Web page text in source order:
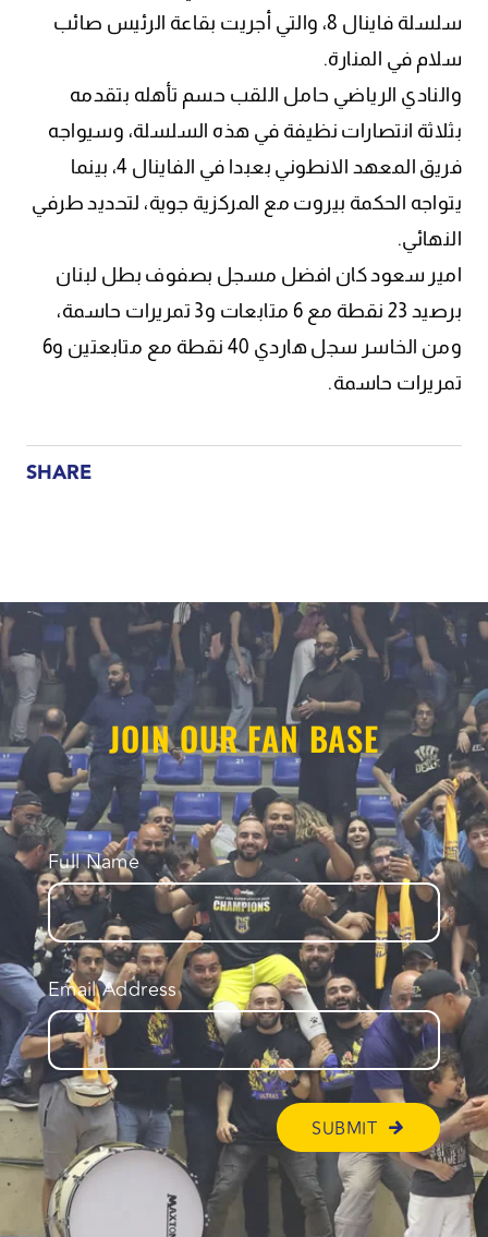
سلسلة فاينال 8، والتي أجريت بقاعة الرئيس صائب
سلام في المنارة.
والنادي الرياضي حامل اللقب حسم تأهله بتقدمه
بثلاثة انتصارات نظيفة في هذه السلسلة، وسيواجه
فريق المعهد الانطوني بعبدا في الفاينال 4، بينما
يتواجه الحكمة بيروت مع المركزية جوية، لتحديد طرفي
النهائي.
امير سعود كان افضل مسجل بصفوف بطل لبنان
برصيد 23 نقطة مع 6 متابعات و3 تمريرات حاسمة،
ومن الخاسر سجل هاردي 40 نقطة مع متابعتين و6
تمريرات حاسمة.
SHARE
JOIN OUR FAN BASE
Full Name
Email Address